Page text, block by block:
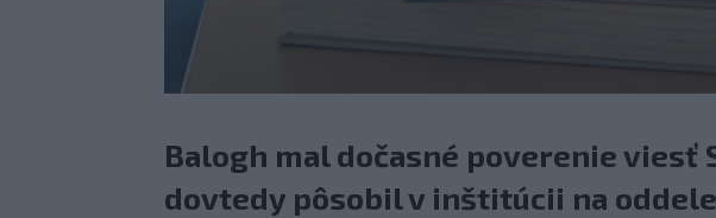
Balogh mal dočasné poverenie viesť
dovtedy pôsobil v inštitúcii na